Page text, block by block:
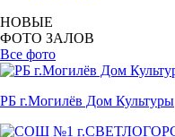
НОВЫЕ
ФОТО ЗАЛОВ
Все фото
РБ г.Могилёв Дом Культуры